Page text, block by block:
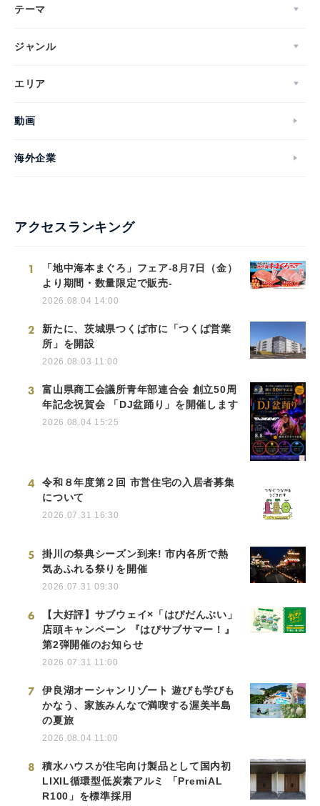
テーマ
ジャンル
エリア
動画
海外企業
アクセスランキング
1
「地中海本まぐろ」フェア-8月7日（金）
より期間・数量限定で販売-
2026.08.04 14:00
2
新たに、茨城県つくば市に「つくば営業
所」を開設
2026.08.03 11:00
3
富山県商工会議所青年部連合会 創立50周
年記念祝賀会 「DJ盆踊り」を開催します
2026.08.04 15:25
4
令和８年度第２回 市営住宅の入居者募集
について
2026.07.31 16:30
5
掛川の祭典シーズン到来! 市内各所で熱
気あふれる祭りを開催
2026.07.31 09:30
6
【大好評】サブウェイ×「はぴだんぶい」
店頭キャンペーン 『はぴサブサマー！』
第2弾開催のお知らせ
2026.07.31 11:00
7
伊良湖オーシャンリゾート 遊びも学びも
かなう、家族みんなで満喫する渥美半島
の夏旅
2026.08.04 11:00
8
積水ハウスが住宅向け製品として国内初
LIXIL循環型低炭素アルミ 「PremiAL
R100」を標準採用